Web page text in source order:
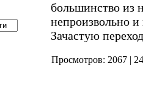
большинство из
непроизвольно
Зачастую